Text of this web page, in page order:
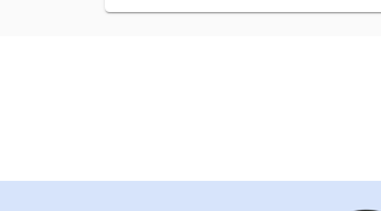
liées à l'appareil locomoteur.
>> Analyse du patient debout
du matériel, confection de
Bootfitting - Palmfitting :